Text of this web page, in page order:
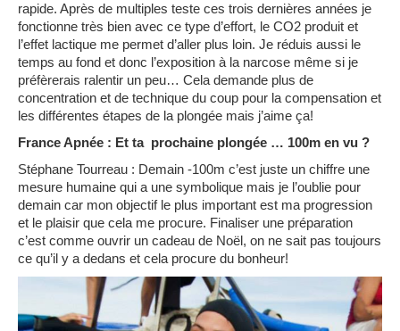
rapide. Après de multiples teste ces trois dernières années je
fonctionne très bien avec ce type d’effort, le CO2 produit et
l’effet lactique me permet d’aller plus loin. Je réduis aussi le
temps au fond et donc l’exposition à la narcose même si je
préfèrerais ralentir un peu… Cela demande plus de
concentration et de technique du coup pour la compensation et
les différentes étapes de la plongée mais j’aime ça!
France Apnée : Et ta prochaine plongée … 100m en vu ?
Stéphane Tourreau : Demain -100m c’est juste un chiffre une
mesure humaine qui a une symbolique mais je l’oublie pour
demain car mon objectif le plus important est ma progression
et le plaisir que cela me procure. Finaliser une préparation
c’est comme ouvrir un cadeau de Noël, on ne sait pas toujours
ce qu’il y a dedans et cela procure du bonheur!